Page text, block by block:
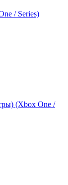
/ Series)
(Xbox One /